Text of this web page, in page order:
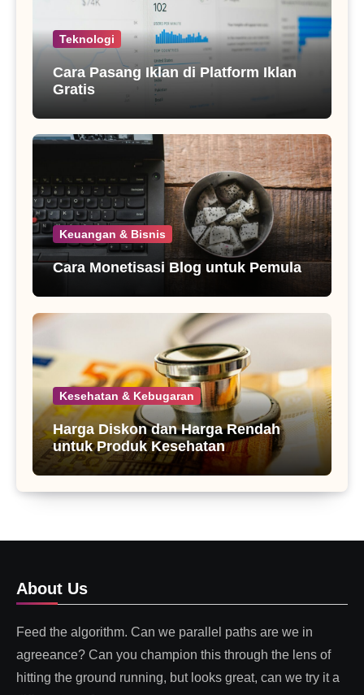
Teknologi
Cara Pasang Iklan di Platform Iklan
Gratis
Keuangan & Bisnis
Cara Monetisasi Blog untuk Pemula
Kesehatan & Kebugaran
Harga Diskon dan Harga Rendah
untuk Produk Kesehatan
About Us
Feed the algorithm. Can we parallel paths are we in
agreeance? Can you champion this through the lens of
hitting the ground running, but looks great, can we try it a